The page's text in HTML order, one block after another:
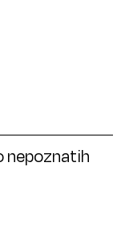
nepoznatih